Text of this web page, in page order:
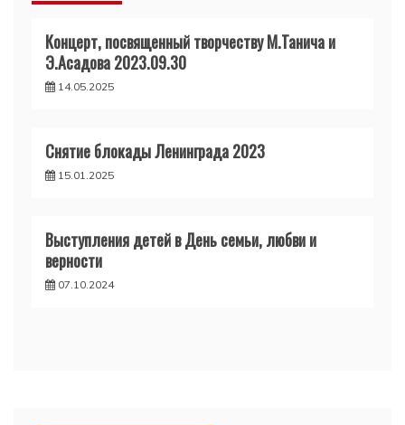
Концерт, посвященный творчеству М.Танича и
Э.Асадова 2023.09.30
14.05.2025
Снятие блокады Ленинграда 2023
15.01.2025
Выступления детей в День семьи, любви и
верности
07.10.2024